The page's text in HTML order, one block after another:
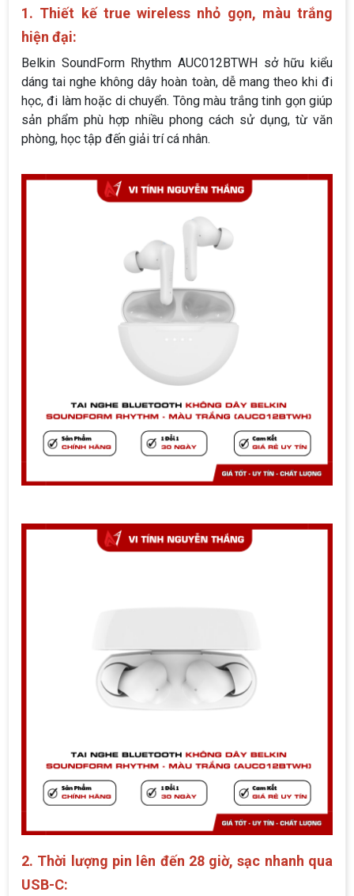
1. Thiết kế true wireless nhỏ gọn, màu trắng
hiện đại:
Belkin SoundForm Rhythm AUC012BTWH sở hữu kiểu
dáng tai nghe không dây hoàn toàn, dễ mang theo khi đi
học, đi làm hoặc di chuyển. Tông màu trắng tinh gọn giúp
sản phẩm phù hợp nhiều phong cách sử dụng, từ văn
phòng, học tập đến giải trí cá nhân.
2. Thời lượng pin lên đến 28 giờ, sạc nhanh qua
USB-C: